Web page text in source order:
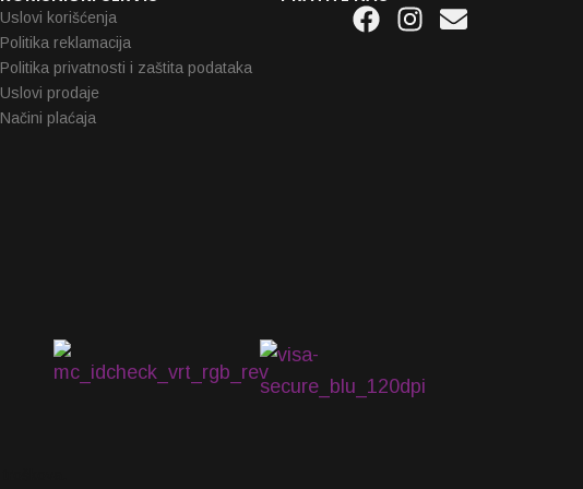
Uslovi korišćenja
Politika reklamacija
Politika privatnosti i zaštita podataka
Uslovi prodaje
Načini plaćaja
Facebook
Instagram
Envelope